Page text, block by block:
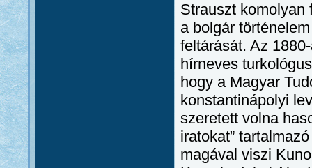
Strauszt komolyan
a bolgár
feltárását. Az
hírneves
hogy a Magyar
konstantinápolyi
szeretett volna
iratokat”
magával viszi